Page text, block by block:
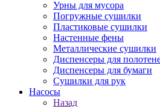
Урны для мусора
Погружные сушилки
Пластиковые сушилки
Настенные фены
Металлические сушилки
Диспенсеры для
Диспенсеры для бумаги
Сушилки для рук
Насосы
Назад